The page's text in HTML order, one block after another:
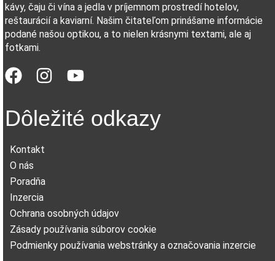
kávy, čaju či vína a jedla v príjemnom prostredí hotelov,
reštaurácií a kaviarní. Našim čitateľom prinášame informácie
podané našou optikou, a to nielen krásnymi textami, ale aj
fotkami.
Dôležité odkazy
Kontakt
O nás
Poradňa
Inzercia
Ochrana osobných údajov
Zásady používania súborov cookie
Podmienky používania webstránky a označovania inzercie